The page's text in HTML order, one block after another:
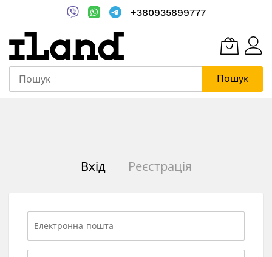
+380935899777
Пошук
Вхід Реєстрація